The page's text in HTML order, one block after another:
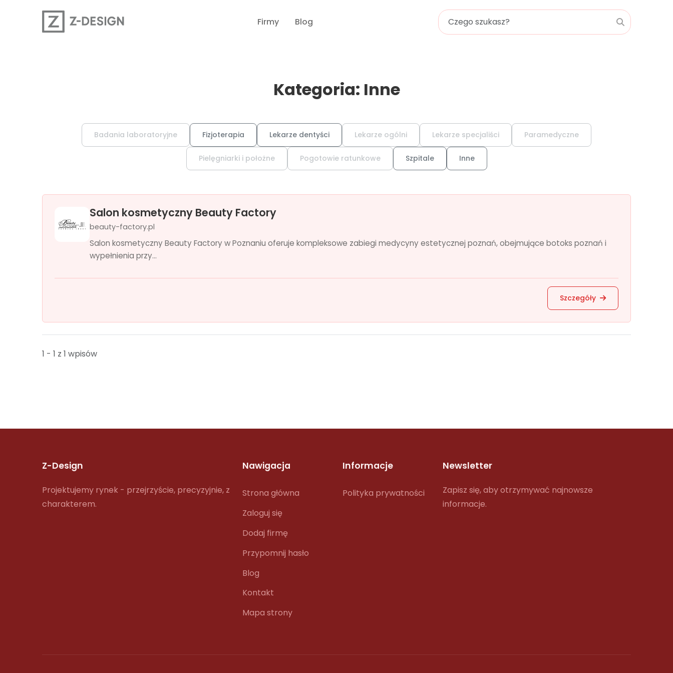
Firmy Blog
Kategoria: Inne
Badania laboratoryjne Fizjoterapia Lekarze dentyści Lekarze ogólni Lekarze specjaliści Paramedyczne
Pielęgniarki i położne Pogotowie ratunkowe Szpitale Inne
Salon kosmetyczny Beauty Factory
beauty-factory.pl
Salon kosmetyczny Beauty Factory w Poznaniu oferuje kompleksowe zabiegi medycyny estetycznej poznań, obejmujące botoks poznań i
wypełnienia przy...
Szczegóły
1 - 1 z 1 wpisów
Z-Design
Projektujemy rynek - przejrzyście, precyzyjnie, z
charakterem.
Nawigacja
Strona główna
Zaloguj się
Dodaj firmę
Przypomnij hasło
Blog
Kontakt
Mapa strony
Informacje
Polityka prywatności
Newsletter
Zapisz się, aby otrzymywać najnowsze
informacje.